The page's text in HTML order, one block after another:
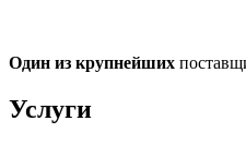
Один из крупнейших
Услуги